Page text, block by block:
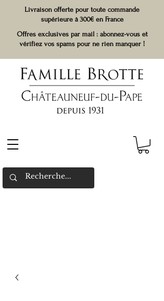
Livraison offerte pour toute commande
supérieure à 300€ en France
Offres exclusives par mail : abonnez-vous et
vérifiez vos spams pour ne rien manquer !